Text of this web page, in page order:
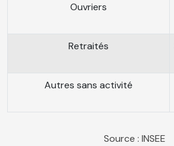
Ouvriers
Retraités
Autres sans activité
Source : INSEE